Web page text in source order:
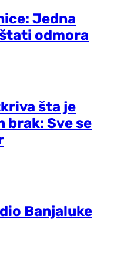
Jedna
odmora
šta je
brak: Sve se
Banjaluke